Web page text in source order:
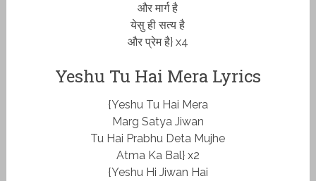
और मार्ग है
येसु ही सत्य है
और प्रेम है} x4
Yeshu Tu Hai Mera Lyrics
{Yeshu Tu Hai Mera
Marg Satya Jiwan
Tu Hai Prabhu Deta Mujhe
Atma Ka Bal} x2
{Yeshu Hi Jiwan Hai